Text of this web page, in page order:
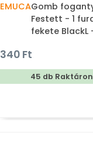
EMUCAGomb
Festett - 1
fekete BlackL
340 Ft
45 db Raktáron